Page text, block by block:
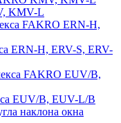
KMV-L
ERN-H, ERV-S, ERV-
EUV/B, EUV-L/B